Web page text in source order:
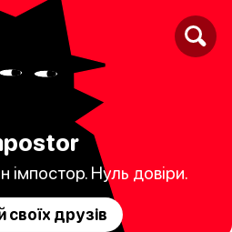
Нуль довіри.
своїх друзів